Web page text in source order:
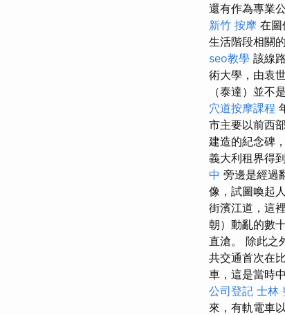
還有作為專業
新竹 按摩 在圖
生活階段相關
seo教學 該線
術大學，由袁
（泰達）並不
穴道按摩課程
市主要以前西
建造的紀念碑
義大利租界得
中 旁邊是經過
像，試圖喚起
街濱江道，這
朝）動亂的數
直滄。 除此之
共交通首次在
車，這是當時
公司登記 士林
來，有軌電車